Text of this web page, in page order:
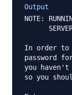
Output
NOTE:
In order to
password
you
so you